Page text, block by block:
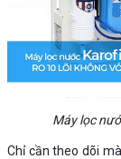
Máy lọc
Chỉ cần theo dõi